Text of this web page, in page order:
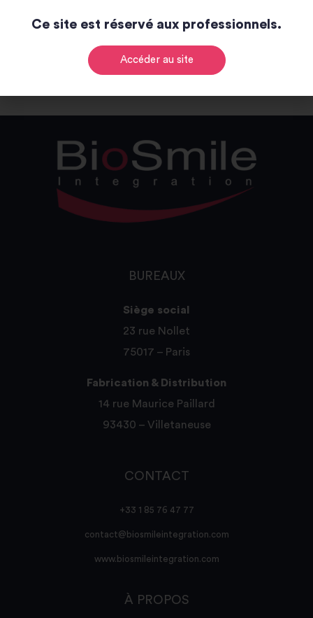
Notice
BUREAUX
Siège social
23 rue Nollet
75017 – Paris
Fabrication & Distribution
14 rue Maurice Paillard
93430 – Villetaneuse
CONTACT
+33 1 85 76 47 77
contact@biosmileintegration.com
www.biosmileintegration.com
À PROPOS
Ce site est réservé aux professionnels.
Accéder au site